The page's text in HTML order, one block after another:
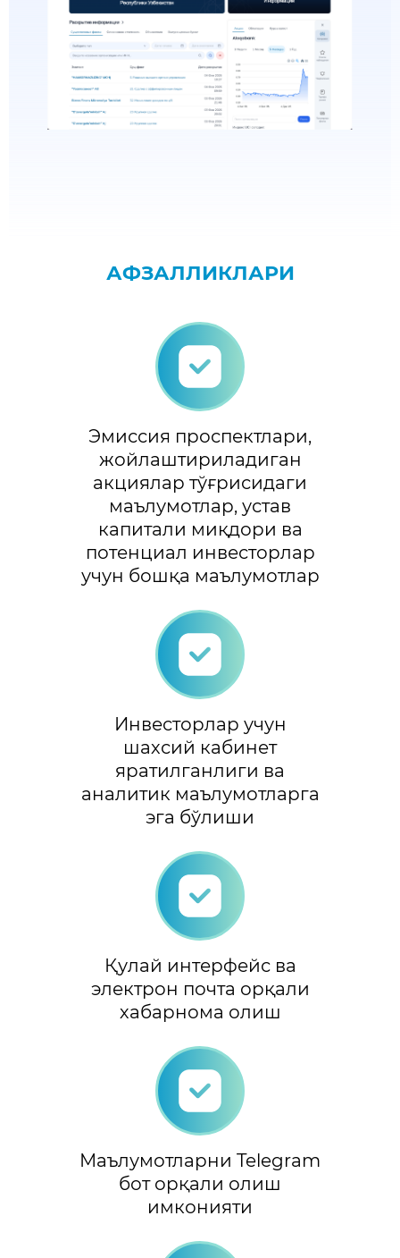
АФЗАЛЛИКЛАРИ
Эмиссия проспектлари,
жойлаштириладиган
акциялар тўғрисидаги
маълумотлар, устав
капитали миқдори ва
потенциал инвесторлар
учун бошқа маълумотлар
Инвесторлар учун
шахсий кабинет
яратилганлиги ва
аналитик маълумотларга
эга бўлиши
Қулай интерфейс ва
электрон почта орқали
хабарнома олиш
Маълумотларни Telegram
бот орқали олиш
имконияти